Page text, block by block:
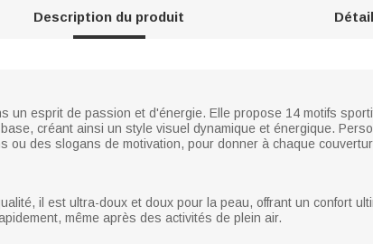
Description du produit
un esprit de passion et d'énergie. Elle propose 14 motifs
créant ainsi un style visuel dynamique et énergique.
ou des slogans de motivation, pour donner à chaque
il est ultra-doux et doux pour la peau, offrant un confort
même après des activités de plein air.